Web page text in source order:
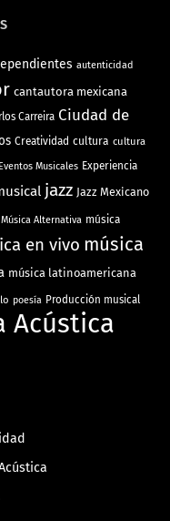
autenticidad
cantautora mexicana
Carreira Ciudad de
Creatividad cultura cultura
Eventos Musicales Experiencia
jazz Jazz Mexicano
Música Alternativa música
en vivo música
música latinoamericana
poesía Producción musical
Acústica